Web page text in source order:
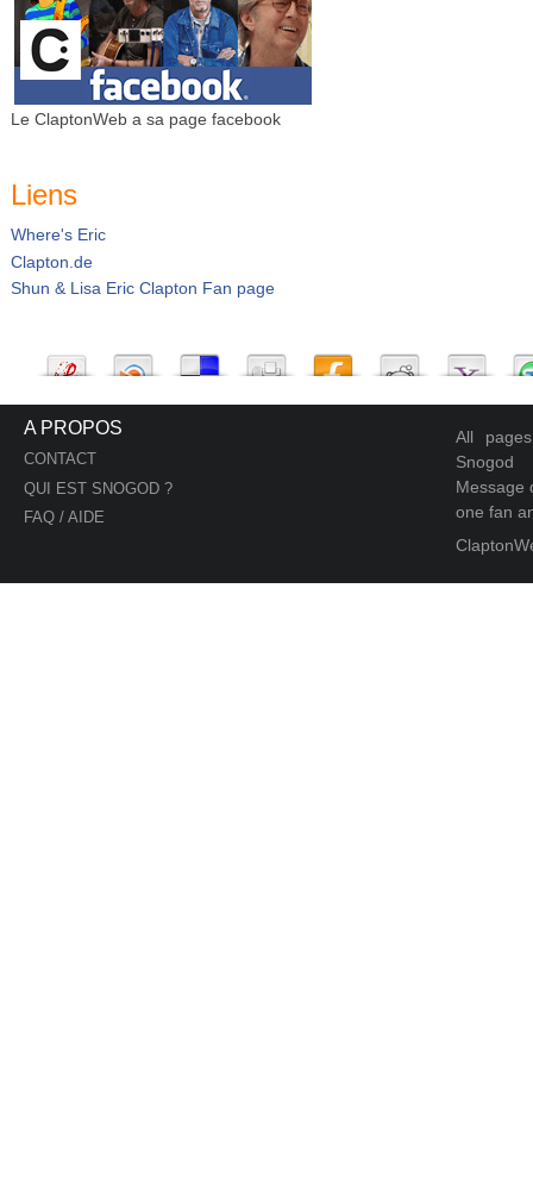
Le ClaptonWeb a sa page facebook
Liens
Where's Eric
Clapton.de
Shun & Lisa Eric Clapton Fan page
A PROPOS
CONTACT
QUI EST SNOGOD ?
FAQ / AIDE
All
Snogod
Message
one fan